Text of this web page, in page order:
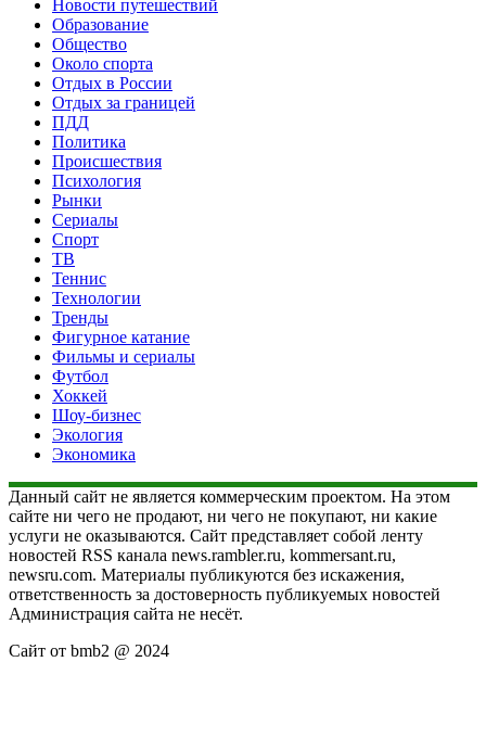
Новости путешествий
Образование
Общество
Около спорта
Отдых в России
Отдых за границей
ПДД
Политика
Происшествия
Психология
Рынки
Сериалы
Спорт
ТВ
Теннис
Технологии
Тренды
Фигурное катание
Фильмы и сериалы
Футбол
Хоккей
Шоу-бизнес
Экология
Экономика
Данный сайт не является коммерческим проектом. На этом
сайте ни чего не продают, ни чего не покупают, ни какие
услуги не оказываются. Сайт представляет собой ленту
новостей RSS канала news.rambler.ru, kommersant.ru,
newsru.com. Материалы публикуются без искажения,
ответственность за достоверность публикуемых новостей
Администрация сайта не несёт.
Сайт от bmb2 @ 2024